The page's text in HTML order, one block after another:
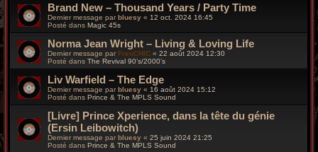
Brand New – Thousand Years / Party Time
Dernier message parbluesy « 12 oct. 2024 16:45
Posté dans Magic 45s
Norma Jean Wright – Living & Loving Life
Dernier message par FrenCHIC « 22 août 2024 12:30
Posté dans The Revival 90’s/2000’s
Liv Warfield – The Edge
Dernier message parbluesy « 16 août 2024 15:12
Posté dans Prince & The MPLS Sound
[Livre] Prince Xperience, dans la tête du génie
(Ersin Leibowitch)
Dernier message par bluesy « 25 juin 2024 21:25
Posté dans Prince & The MPLS Sound